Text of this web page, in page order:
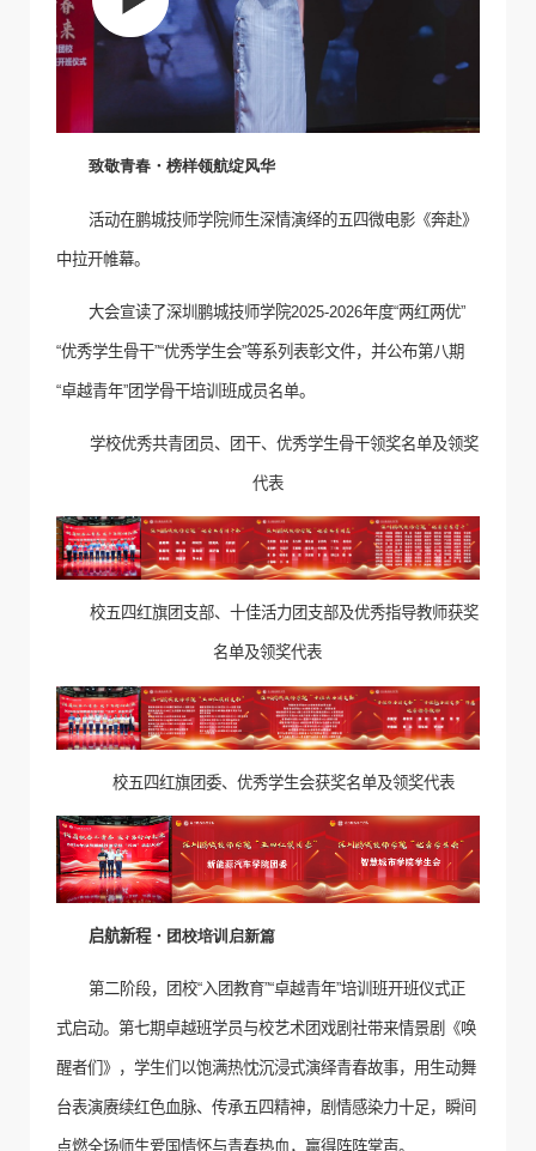
致敬青春・榜样领航绽风华
活动在鹏城技师学院师生深情演绎的五四微电影《奔赴》
中拉开帷幕。
大会宣读了深圳鹏城技师学院2025-2026年度“两红两优”
“优秀学生骨干”“优秀学生会”等系列表彰文件，并公布第八期
“卓越青年”团学骨干培训班成员名单。
学校优秀共青团员、团干、优秀学生骨干领奖名单及领奖
代表
校五四红旗团支部、十佳活力团支部及优秀指导教师获奖
名单及领奖代表
校五四红旗团委、优秀学生会获奖名单及领奖代表
启航新程・ 团校培训启新篇
第二阶段，团校“入团教育”“卓越青年”培训班开班仪式正
式启动。第七期卓越班学员与校艺术团戏剧社带来情景剧《唤
醒者们》，学生们以饱满热忱沉浸式演绎青春故事，用生动舞
台表演赓续红色血脉、传承五四精神，剧情感染力十足，瞬间
点燃全场师生爱国情怀与青春热血，赢得阵阵掌声。